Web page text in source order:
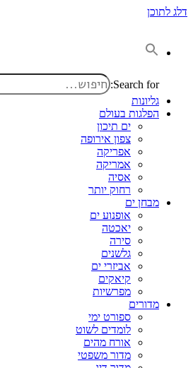
דלג לתוכן
Search for:
גליונות
הפלגות בעולם
ים תיכון
צפון אירופה
אפריקה
אמריקה
אסיה
רחוק יותר
מבחן ים
אופנוע ים
יאכטה
סירה
גלשנים
אביזרי ים
קיאקים
מפרשיות
מדורים
ספורט ימי
לומדים לשוט
אורח מהים
מדור משפטי